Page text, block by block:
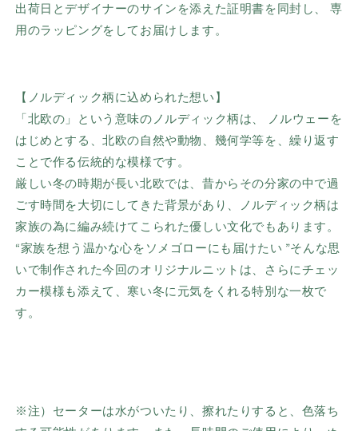
出荷日とデザイナーのサインを添えた証明書を同封し、 専
用のラッピングをしてお届けします。
【ノルディック柄に込められた想い】
「北欧の」という意味のノルディック柄は、 ノルウェーを
はじめとする、北欧の自然や動物、幾何学等を、繰り返す
ことで作る伝統的な模様です。
厳しい冬の時期が長い北欧では、 昔からその分家の中で過
ごす時間を大切にしてきた背景があり、
ノルディック柄は
家族の為に編み続けてこられた優しい文化でもあ ります。
“家族を想う温かな心をソメゴローにも届けたい ”そんな思
いで制作された今回のオリジナルニットは、
さらにチェッ
カー模様も添えて、寒い冬に元気をくれる特別な一枚で
す。
※注）セーターは水がついたり、擦れたりすると、色落ち